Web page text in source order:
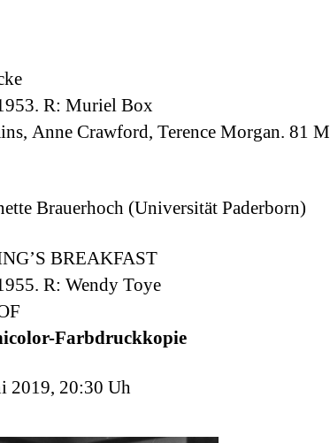
R: Muriel Box
Anne Crawford, Terence Morgan. 81
Brauerhoch (Universität Paderborn)
BREAKFAST
R: Wendy Toye
Farbdruckkopie
2019, 20:30 Uh